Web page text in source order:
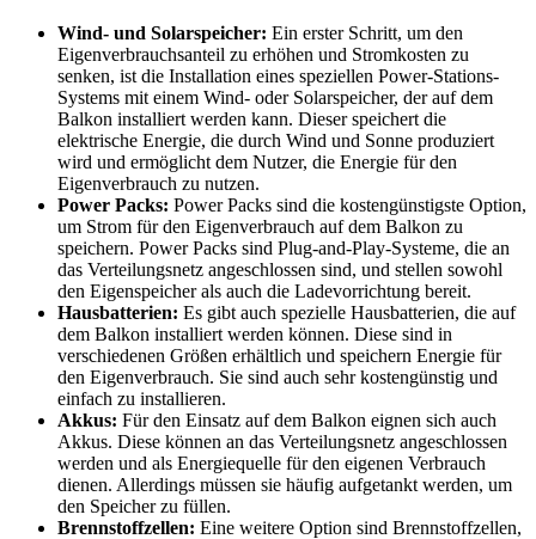
Wind- und Solarspeicher: Ein erster Schritt, um den
Eigenverbrauchsanteil zu erhöhen und Stromkosten zu
senken, ist die Installation eines speziellen Power-Stations-
Systems mit einem Wind- oder Solarspeicher, der auf dem
Balkon installiert werden kann. Dieser speichert die
elektrische Energie, die durch Wind und Sonne produziert
wird und ermöglicht dem Nutzer, die Energie für den
Eigenverbrauch zu nutzen.
Power Packs: Power Packs sind die kostengünstigste Option,
um Strom für den Eigenverbrauch auf dem Balkon zu
speichern. Power Packs sind Plug-and-Play-Systeme, die an
das Verteilungsnetz angeschlossen sind, und stellen sowohl
den Eigenspeicher als auch die Ladevorrichtung bereit.
Hausbatterien: Es gibt auch spezielle Hausbatterien, die auf
dem Balkon installiert werden können. Diese sind in
verschiedenen Größen erhältlich und speichern Energie für
den Eigenverbrauch. Sie sind auch sehr kostengünstig und
einfach zu installieren.
Akkus: Für den Einsatz auf dem Balkon eignen sich auch
Akkus. Diese können an das Verteilungsnetz angeschlossen
werden und als Energiequelle für den eigenen Verbrauch
dienen. Allerdings müssen sie häufig aufgetankt werden, um
den Speicher zu füllen.
Brennstoffzellen: Eine weitere Option sind Brennstoffzellen,